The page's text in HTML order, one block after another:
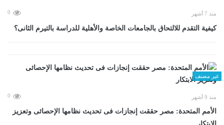
منذ 7 أشهر 0
كيفية التقدم للالتحاق بالجامعات الخاصة والأهلية للدراسة بالتيرم الثانى؟
غير مصنف
منذ 9 أشهر 0
الأمم المتحدة: مصر حققت إنجازات فى تحديث نظامها الإحصائى وتعزيز